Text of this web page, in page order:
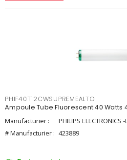
PHIF40T12CWSUPREMEALTO
Ampoule Tube Fluorescent 40 Watts
Manufacturier :
PHILIPS ELECTRONICS
# Manufacturier : 423889